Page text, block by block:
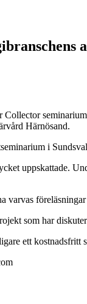
Härnösand.
i
uppskattade.
varvas
som har
ett kostnadsfritt